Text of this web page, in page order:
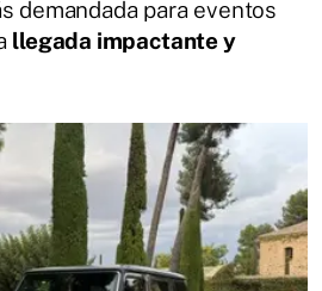
demandada para eventos
llegada impactante y